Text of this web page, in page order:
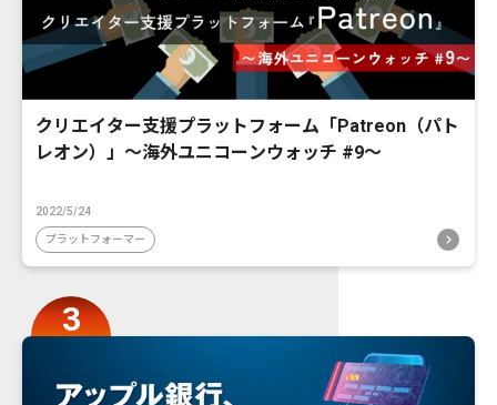
クリエイター支援プラットフォーム「Patreon（パト
レオン）」〜海外ユニコーンウォッチ #9〜
2022/5/24
プラットフォーマー